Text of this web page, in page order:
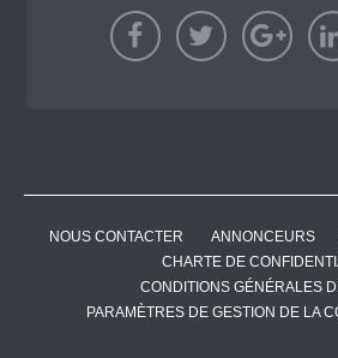
NOUS CONTACTER ANNONCEURS
CHARTE DE
CONDITIONS GÉNÉRALES
PARAMÈTRES DE GESTION DE LA